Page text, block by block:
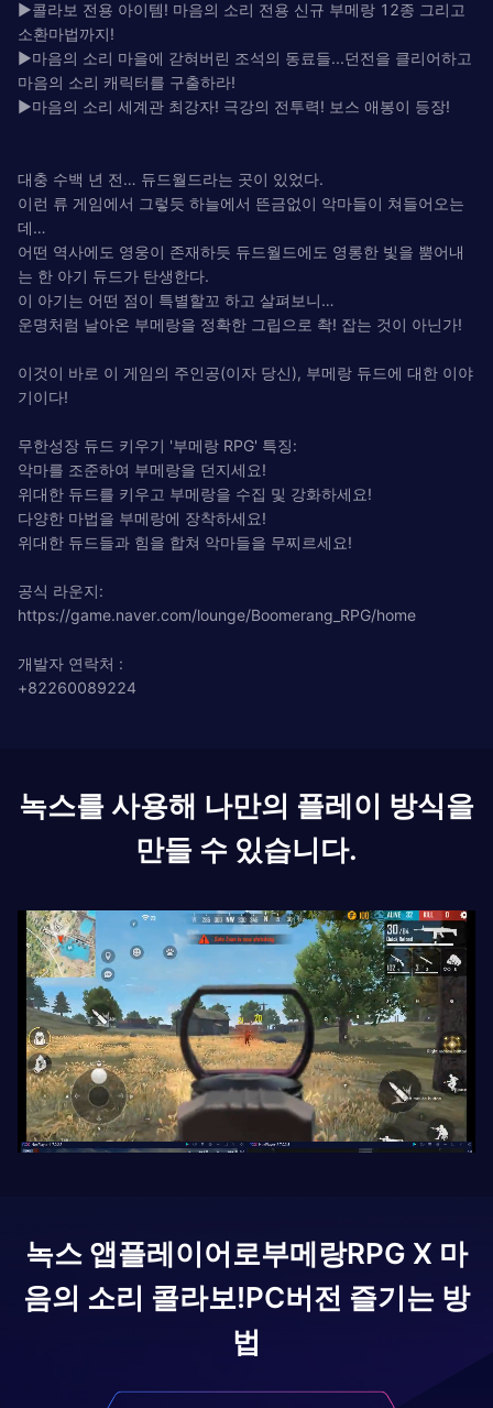
▶콜라보 전용 아이템! 마음의 소리 전용 신규 부메랑 12종 그리고
소환마법까지!
▶마음의 소리 마을에 갇혀버린 조석의 동료들...던전을 클리어하고
마음의 소리 캐릭터를 구출하라!
▶마음의 소리 세계관 최강자! 극강의 전투력! 보스 애봉이 등장!
대충 수백 년 전… 듀드월드라는 곳이 있었다.
이런 류 게임에서 그렇듯 하늘에서 뜬금없이 악마들이 쳐들어오는
데…
어떤 역사에도 영웅이 존재하듯 듀드월드에도 영롱한 빛을 뿜어내
는 한 아기 듀드가 탄생한다.
이 아기는 어떤 점이 특별할꼬 하고 살펴보니…
운명처럼 날아온 부메랑을 정확한 그립으로 촥! 잡는 것이 아닌가!
이것이 바로 이 게임의 주인공(이자 당신), 부메랑 듀드에 대한 이야
기이다!
무한성장 듀드 키우기 '부메랑 RPG' 특징:
악마를 조준하여 부메랑을 던지세요!
위대한 듀드를 키우고 부메랑을 수집 및 강화하세요!
다양한 마법을 부메랑에 장착하세요!
위대한 듀드들과 힘을 합쳐 악마들을 무찌르세요!
공식 라운지:
https://game.naver.com/lounge/Boomerang_RPG/home
개발자 연락처 :
+82260089224
녹스를 사용해 나만의 플레이 방식을
만들 수 있습니다.
녹스 앱플레이어로부메랑RPG X 마
음의 소리 콜라보!PC버전 즐기는 방
법